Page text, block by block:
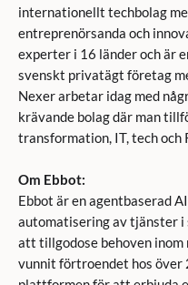
internationellt techbolag
entreprenörsanda och
experter i 16 länder och är
svenskt privatägt företag
Nexer arbetar idag med
krävande bolag där man
transformation, IT, tech och
Om Ebbot:
Ebbot är en agentbaserad
automatisering av tjänster i
att tillgodose behoven inom
vunnit förtroendet hos över